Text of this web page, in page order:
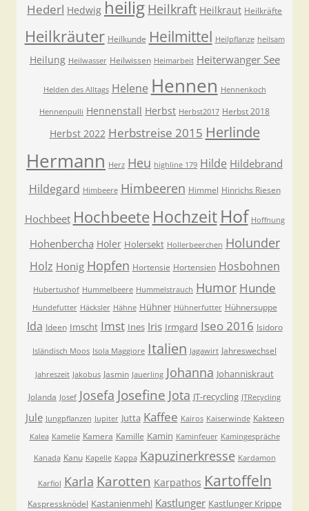
Hederl Hedwig heilig Heilkraft Heilkraut Heilkräfte
Heilkräuter Heilkunde Heilmittel Heilpflanze heilsam
Heilung Heilwasser Heilwissen Heimarbeit Heiterwanger See
Helden des Alltags Helene Hennen Hennenkoch
Hennenpulli Hennenstall Herbst Herbst2017 Herbst 2018
Herbst 2022 Herbstreise 2015 Herlinde
Hermann Herz Heu highline 179 Hilde Hildebrand
Hildegard Himbeere Himbeeren Himmel Hinrichs Riesen
Hochbeet Hochbeete Hochzeit Hof Hoffnung
Hohenbercha Holer Holersekt Hollerbeerchen Holunder
Holz Honig Hopfen Hortensie Hortensien Hosbohnen
Hubertushof Hummelbeere Hummelstrauch Humor Hunde
Hundefutter Häcksler Hähne Hühner Hühnerfutter Hühnersuppe
Ida Ideen Imscht Imst Ines Iris Irmgard Iseo 2016 Isidoro
Isländisch Moos Isola Maggiore Italien Jagawirt Jahreswechsel
Jahreszeit Jakobus Jasmin Jauerling Johanna Johanniskraut
Jolanda Josef Josefa Josefine Jota JT-recycling JTRecycling
Jule Jungpflanzen Jupiter Jutta Kaffee Kairos Kaiserwinde Kakteen
Kalea Kamelie Kamera Kamille Kamin Kaminfeuer Kamingespräche
Kanada Kanu Kapelle Kappa Kapuzinerkresse Kardamon
Karfiol Karla Karotten Karpathos Kartoffeln
Kaspressknödel Kastanienmehl Kastlunger Kastlunger Krippe